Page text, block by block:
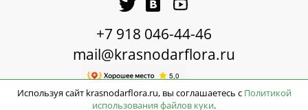
Используя сайт krasnodarflora.ru, вы соглашаетесь с Политикой
использования файлов куки.
До бесплатной доставки ещё2 780 ₽
+7 918 046-44-46
mail@krasnodarflora.ru